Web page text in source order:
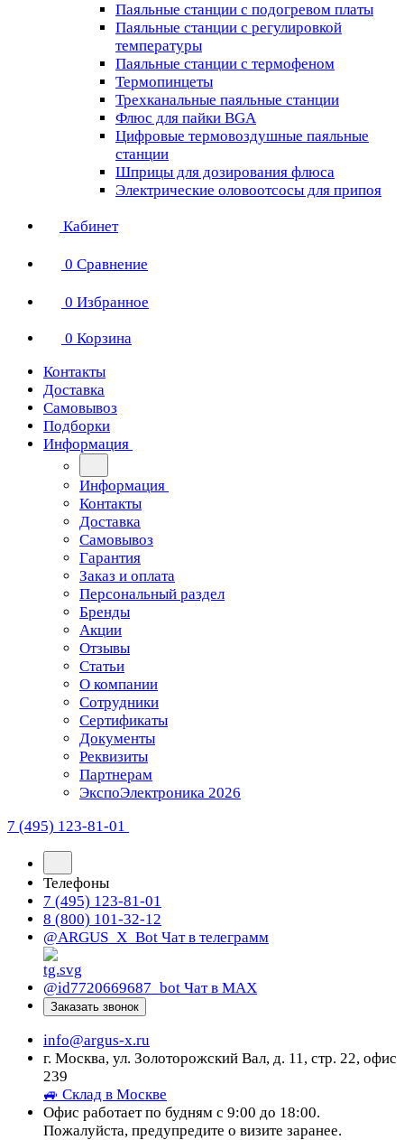
Паяльные станции с подогревом платы
Паяльные станции с регулировкой
температуры
Паяльные станции с термофеном
Термопинцеты
Трехканальные паяльные станции
Флюс для пайки BGA
Цифровые термовоздушные паяльные
станции
Шприцы для дозирования флюса
Электрические оловоотсосы для припоя
Кабинет
0 Сравнение
0 Избранное
0 Корзина
Контакты
Доставка
Самовывоз
Подборки
Информация
Информация
Контакты
Доставка
Самовывоз
Гарантия
Заказ и оплата
Персональный раздел
Бренды
Акции
Отзывы
Статьи
О компании
Сотрудники
Сертификаты
Документы
Реквизиты
Партнерам
ЭкспоЭлектроника 2026
7 (495) 123-81-01
Телефоны
7 (495) 123-81-01
8 (800) 101-32-12
@ARGUS_X_Bot Чат в телеграмм
@id7720669687_bot Чат в МАХ
Заказать звонок
info@argus-x.ru
г. Москва, ул. Золоторожский Вал, д. 11, стр. 22, офис
239
🚙 Склад в Москве
Офис работает по будням с 9:00 до 18:00.
Пожалуйста, предупредите о визите заранее.